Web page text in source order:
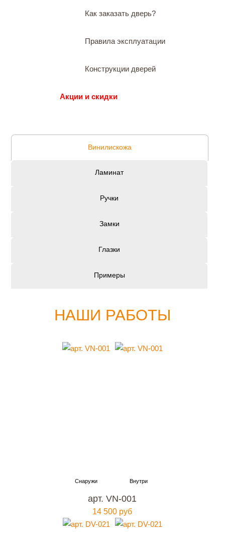
Как заказать дверь?
Правила эксплуатации
Конструкции дверей
Акции и скидки
Винилискожа
Ламинат
Ручки
Замки
Глазки
Примеры
НАШИ РАБОТЫ
арт. VN-001
14 500 руб